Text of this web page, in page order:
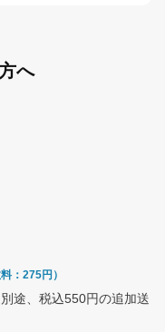
へ
：275円）
途、税込550円の追加送